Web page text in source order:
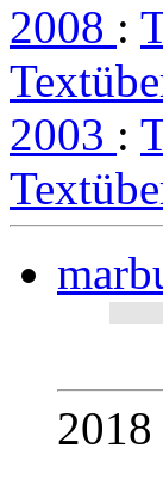
2008 :
2003 :